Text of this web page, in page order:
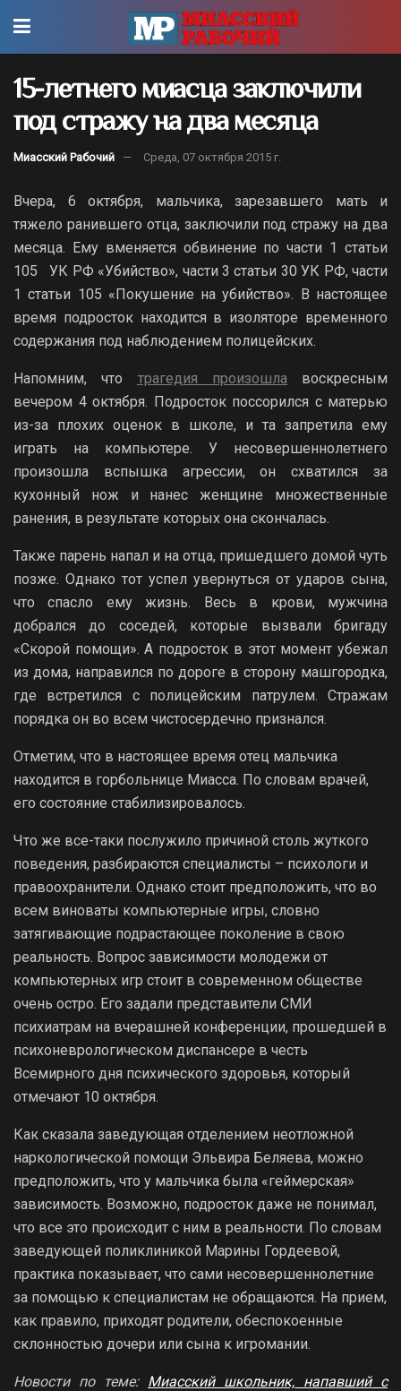
15-летнего миасца заключили
под стражу на два месяца
Миасский Рабочий Среда, 07 октября 2015 г.
Вчера, 6 октября, мальчика, зарезавшего мать и
тяжело ранившего отца, заключили под стражу на два
месяца. Ему вменяется обвинение по части 1 статьи
105 УК РФ «Убийство», части 3 статьи 30 УК РФ, части
1 статьи 105 «Покушение на убийство». В настоящее
время подросток находится в изоляторе временного
содержания под наблюдением полицейских.
Напомним, что трагедия произошла воскресным
вечером 4 октября. Подросток поссорился с матерью
из-за плохих оценок в школе, и та запретила ему
играть на компьютере. У несовершеннолетнего
произошла вспышка агрессии, он схватился за
кухонный нож и нанес женщине множественные
ранения, в результате которых она скончалась.
Также парень напал и на отца, пришедшего домой чуть
позже. Однако тот успел увернуться от ударов сына,
что спасло ему жизнь. Весь в крови, мужчина
добрался до соседей, которые вызвали бригаду
«Скорой помощи». А подросток в этот момент убежал
из дома, направился по дороге в сторону машгородка,
где встретился с полицейским патрулем. Стражам
порядка он во всем чистосердечно признался.
Отметим, что в настоящее время отец мальчика
находится в горбольнице Миасса. По словам врачей,
его состояние стабилизировалось.
Что же все-таки послужило причиной столь жуткого
поведения, разбираются специалисты – психологи и
правоохранители. Однако стоит предположить, что во
всем виноваты компьютерные игры, словно
затягивающие подрастающее поколение в свою
реальность. Вопрос зависимости молодежи от
компьютерных игр стоит в современном обществе
очень остро. Его задали представители СМИ
психиатрам на вчерашней конференции, прошедшей в
психоневрологическом диспансере в честь
Всемирного дня психического здоровья, который
отмечают 10 октября.
Как сказала заведующая отделением неотложной
наркологической помощи Эльвира Беляева, можно
предположить, что у мальчика была «геймерская»
зависимость. Возможно, подросток даже не понимал,
что все это происходит с ним в реальности. По словам
заведующей поликлиникой Марины Гордеевой,
практика показывает, что сами несовершеннолетние
за помощью к специалистам не обращаются. На прием,
как правило, приходят родители, обеспокоенные
склонностью дочери или сына к игромании.
Новости по теме: Миасский школьник, напавший с